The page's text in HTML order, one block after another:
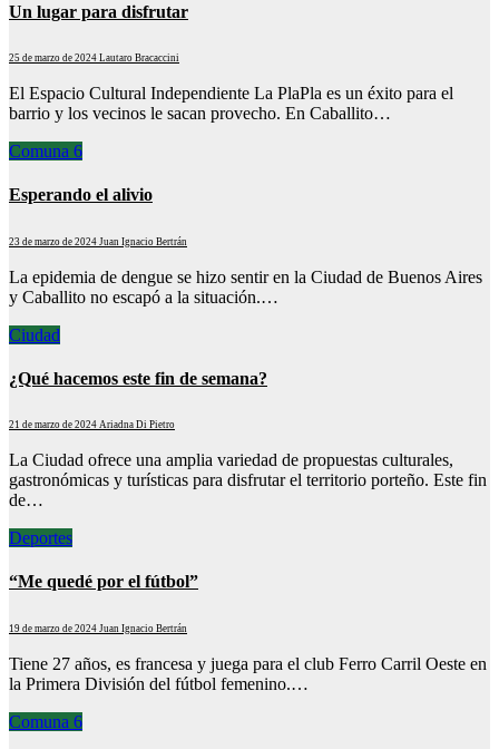
Un lugar para disfrutar
25 de marzo de 2024 Lautaro Bracaccini
El Espacio Cultural Independiente La PlaPla es un éxito para el
barrio y los vecinos le sacan provecho. En Caballito…
Comuna 6
Esperando el alivio
23 de marzo de 2024 Juan Ignacio Bertrán
La epidemia de dengue se hizo sentir en la Ciudad de Buenos Aires
y Caballito no escapó a la situación.…
Ciudad
¿Qué hacemos este fin de semana?
21 de marzo de 2024 Ariadna Di Pietro
La Ciudad ofrece una amplia variedad de propuestas culturales,
gastronómicas y turísticas para disfrutar el territorio porteño. Este fin
de…
Deportes
“Me quedé por el fútbol”
19 de marzo de 2024 Juan Ignacio Bertrán
Tiene 27 años, es francesa y juega para el club Ferro Carril Oeste en
la Primera División del fútbol femenino.…
Comuna 6